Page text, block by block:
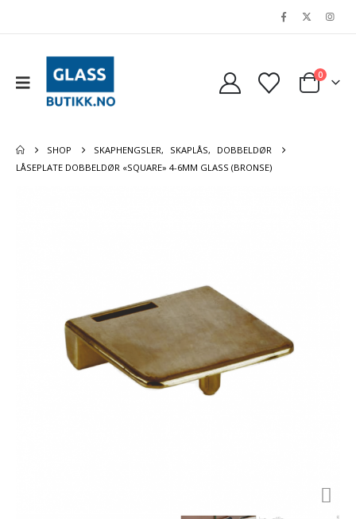
0
SHOP SKAPHENGSLER, SKAPLÅS,
DOBBELDØR
LÅSEPLATE DOBBELDØR «SQUARE» 4-6MM GLASS (BRONSE)